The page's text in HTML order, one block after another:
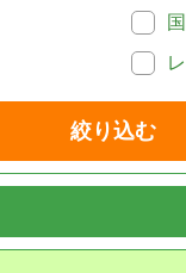
絞り込む